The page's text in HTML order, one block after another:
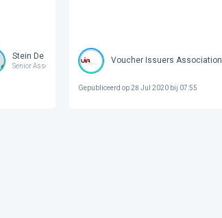
Stein De Maeijer
Senior Associate @ Tiberghien
Voucher Issuers Association
Gepubliceerd op28 Jul 2020 bij 07:55